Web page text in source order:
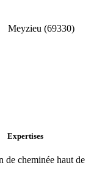
Meyzieu (69330)
Expertises
de cheminée haut de